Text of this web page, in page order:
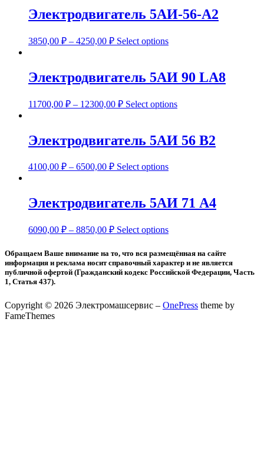
Электродвигатель 5АИ-56-A2
3850,00 ₽ – 4250,00 ₽ Select options
Электродвигатель 5АИ 90 LA8
11700,00 ₽ – 12300,00 ₽ Select options
Электродвигатель 5АИ 56 В2
4100,00 ₽ – 6500,00 ₽ Select options
Электродвигатель 5АИ 71 А4
6090,00 ₽ – 8850,00 ₽ Select options
Обращаем Ваше внимание на то, что вся размещённая на сайте
информация и реклама носит справочный характер и не является
публичной офертой (Гражданский кодекс Российской Федерации, Часть
1, Статья 437).
Copyright © 2026 Электромашсервис – OnePress theme by
FameThemes